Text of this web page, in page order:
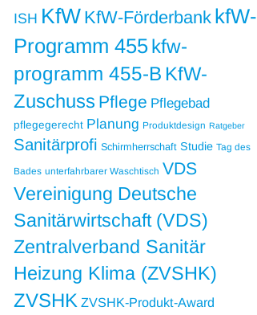
ISH KfW KfW-Förderbank kfW-
Programm 455kfw-
programm 455-B KfW-
Zuschuss Pflege Pflegebad
pflegegerecht Planung Produktdesign Ratgeber
Sanitärprofi Schirmherrschaft Studie Tag des
Bades unterfahrbarer Waschtisch VDS
Vereinigung Deutsche
Sanitärwirtschaft (VDS)
Zentralverband Sanitär
Heizung Klima (ZVSHK)
ZVSHK ZVSHK-Produkt-Award